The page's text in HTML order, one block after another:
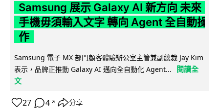
Samsung 展示 Galaxy AI 新方向 未來
手機毋須輸入文字 轉向 Agent 全自動操
作
Samsung 電子 MX 部門顧客體驗辦公室主管兼副總裁 Jay Kim
表示，品牌正推動 Galaxy AI 邁向全自動化 Agent...
閱讀全
文
27 4 ↗ 分享